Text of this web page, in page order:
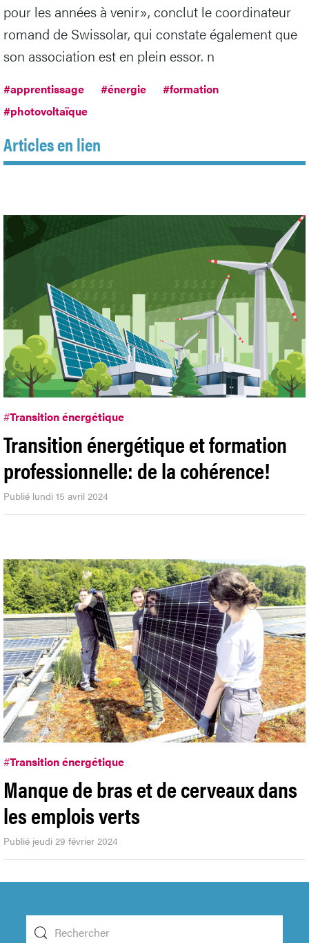
pour les années à venir», conclut le coordinateur
romand de Swissolar, qui constate également que
son association est en plein essor. n
#apprentissage #énergie
#formation
#photovoltaïque
Articles en lien
#Transition énergétique
Transition énergétique et formation
professionnelle: de la cohérence!
Publié lundi 15 avril 2024
#Transition énergétique
Manque de bras et de cerveaux dans
les emplois verts
Publié jeudi 29 février 2024